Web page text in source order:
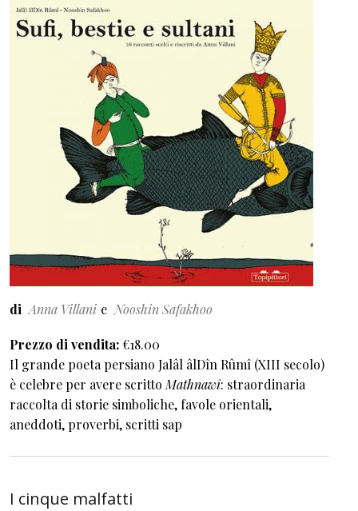
di Anna Villani Nooshin Safakhoo
Prezzo di vendita €18.00
Il grande poeta persiano Jalâl âlDîn Rûmî (XIII secolo)
è celebre per avere scritto Mathnawî: straordinaria
raccolta di storie simboliche, favole orientali,
aneddoti, proverbi, scritti sap
I cinque malfatti